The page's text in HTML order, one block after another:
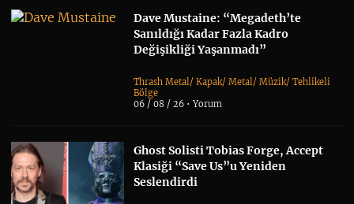
Dave Mustaine: “Megadeth’te
Sanıldığı Kadar Fazla Kadro
Değişikliği Yaşanmadı”
Thrash Metal/Kapak/Metal/Müzik/Tehlikeli
Bölge
06 / 08 / 26 •Yorum
Ghost Solisti Tobias Forge, Accept
Klasiği “Save Us”u Yeniden
Seslendirdi